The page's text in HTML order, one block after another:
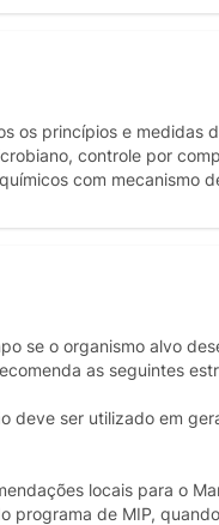
os princípios e medidas
controle por
com mecanismo
se o organismo alvo
as seguintes
deve ser utilizado em
locais para o
programa de MIP,